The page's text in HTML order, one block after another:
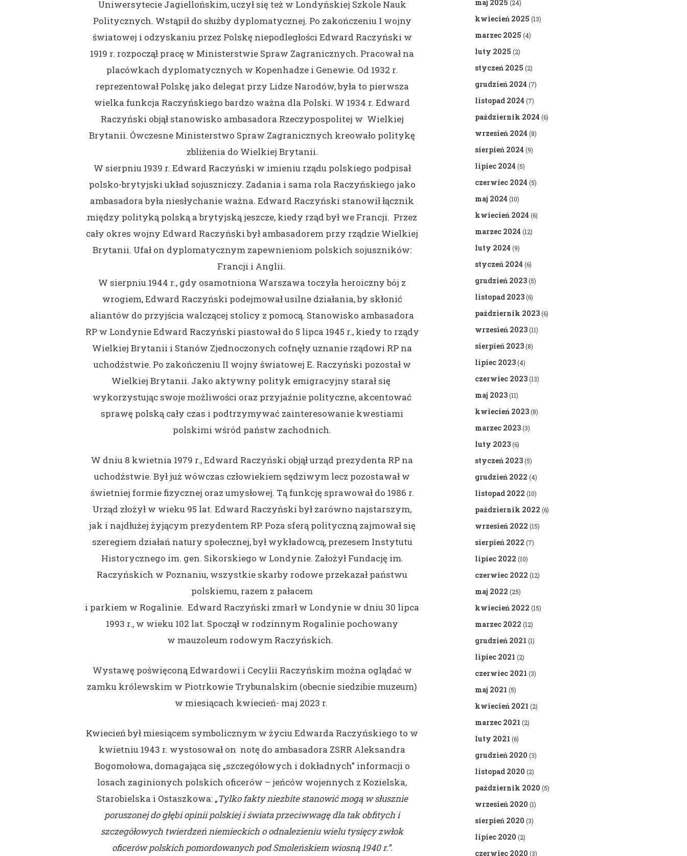
Uniwersytecie Jagiellońskim, uczył się też w Londyńskiej Szkole Nauk
Politycznych. Wstąpił do służby dyplomatycznej. Po zakończeniu I wojny
światowej i odzyskaniu przez Polskę niepodległości Edward Raczyński w
1919 r. rozpoczął pracę w Ministerstwie Spraw Zagranicznych. Pracował na
placówkach dyplomatycznych w Kopenhadze i Genewie. Od 1932 r.
reprezentował Polskę jako delegat przy Lidze Narodów, była to pierwsza
wielka funkcja Raczyńskiego bardzo ważna dla Polski. W 1934 r. Edward
Raczyński objął stanowisko ambasadora Rzeczypospolitej w Wielkiej
Brytanii. Ówczesne Ministerstwo Spraw Zagranicznych kreowało politykę
zbliżenia do Wielkiej Brytanii.
W sierpniu 1939 r. Edward Raczyński w imieniu rządu polskiego podpisał
polsko-brytyjski układ sojuszniczy. Zadania i sama rola Raczyńskiego jako
ambasadora była niesłychanie ważna. Edward Raczyński stanowił łącznik
między polityką polską a brytyjską jeszcze, kiedy rząd był we Francji. Przez
cały okres wojny Edward Raczyński był ambasadorem przy rządzie Wielkiej
Brytanii. Ufał on dyplomatycznym zapewnieniom polskich sojuszników:
Francji i Anglii.
W sierpniu 1944 r., gdy osamotniona Warszawa toczyła heroiczny bój z
wrogiem, Edward Raczyński podejmował usilne działania, by skłonić
aliantów do przyjścia walczącej stolicy z pomocą. Stanowisko ambasadora
RP w Londynie Edward Raczyński piastował do 5 lipca 1945 r., kiedy to rządy
Wielkiej Brytanii i Stanów Zjednoczonych cofnęły uznanie rządowi RP na
uchodźstwie. Po zakończeniu II wojny światowej E. Raczyński pozostał w
Wielkiej Brytanii. Jako aktywny polityk emigracyjny starał się
wykorzystując swoje możliwości oraz przyjaźnie polityczne, akcentować
sprawę polską cały czas i podtrzymywać zainteresowanie kwestiami
polskimi wśród państw zachodnich.
W dniu 8 kwietnia 1979 r., Edward Raczyński objął urząd prezydenta RP na
uchodźstwie. Był już wówczas człowiekiem sędziwym lecz pozostawał w
świetniej formie fizycznej oraz umysłowej. Tą funkcję sprawował do 1986 r.
Urząd złożył w wieku 95 lat. Edward Raczyński był zarówno najstarszym,
jak i najdłużej żyjącym prezydentem RP. Poza sferą polityczną zajmował się
szeregiem działań natury społecznej, był wykładowcą, prezesem Instytutu
Historycznego im. gen. Sikorskiego w Londynie. Założył Fundację im.
Raczyńskich w Poznaniu, wszystkie skarby rodowe przekazał państwu
polskiemu, razem z pałacem
i parkiem w Rogalinie. Edward Raczyński zmarł w Londynie w dniu 30 lipca
1993 r., w wieku 102 lat. Spoczął w rodzinnym Rogalinie pochowany
w mauzoleum rodowym Raczyńskich.
Wystawę poświęconą Edwardowi i Cecylii Raczyńskim można oglądać w
zamku królewskim w Piotrkowie Trybunalskim (obecnie siedzibie muzeum)
w miesiącach kwiecień- maj 2023 r.
Kwiecień był miesiącem symbolicznym w życiu Edwarda Raczyńskiego to w
kwietniu 1943 r. wystosował on notę do ambasadora ZSRR Aleksandra
Bogomołowa, domagająca się „szczegółowych i dokładnych” informacji o
losach zaginionych polskich oficerów – jeńców wojennych z Kozielska,
Starobielska i Ostaszkowa: „Tylko fakty niezbite stanowić mogą w słusznie
poruszonej do głębi opinii polskiej i świata przeciwwagę dla tak obfitych i
szczegółowych twierdzeń niemieckich o odnalezieniu wielu tysięcy zwłok
oficerów polskich pomordowanych pod Smoleńskiem wiosną 1940 r.”.
maj 2025 (24)
kwiecień 2025 (13)
marzec 2025 (4)
luty 2025 (2)
styczeń 2025 (2)
grudzień 2024 (7)
listopad 2024 (7)
październik 2024 (6)
wrzesień 2024 (8)
sierpień 2024 (9)
lipiec 2024 (5)
czerwiec 2024 (5)
maj 2024 (10)
kwiecień 2024 (6)
marzec 2024 (12)
luty 2024 (9)
styczeń 2024 (6)
grudzień 2023(5)
listopad 2023(6)
październik 2023(6)
wrzesień 2023(11)
sierpień 2023(8)
lipiec 2023(4)
czerwiec 2023(13)
maj 2023(11)
kwiecień 2023(8)
marzec 2023(3)
luty 2023(6)
styczeń 2023(5)
grudzień 2022 (4)
listopad 2022 (10)
październik 2022 (6)
wrzesień 2022 (15)
sierpień 2022 (7)
lipiec 2022 (10)
czerwiec 2022 (12)
maj 2022 (25)
kwiecień 2022 (15)
marzec 2022 (12)
grudzień 2021 (1)
lipiec 2021 (2)
czerwiec 2021 (3)
maj 2021 (5)
kwiecień 2021 (2)
marzec 2021 (2)
luty 2021 (6)
grudzień 2020 (3)
listopad 2020 (2)
październik 2020 (5)
wrzesień 2020 (1)
sierpień 2020 (3)
lipiec 2020 (2)
czerwiec 2020 (3)